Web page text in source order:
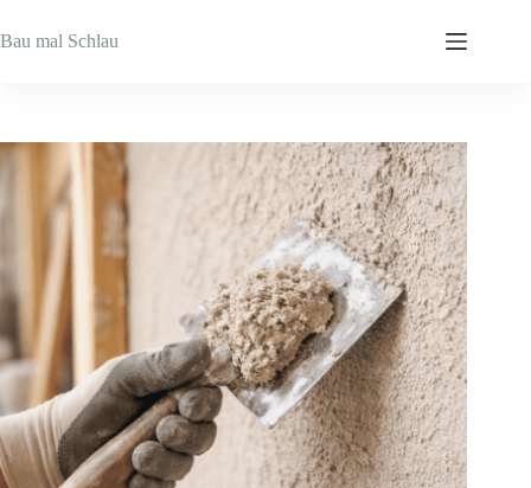
Inhalt
springen
Bau mal Schlau